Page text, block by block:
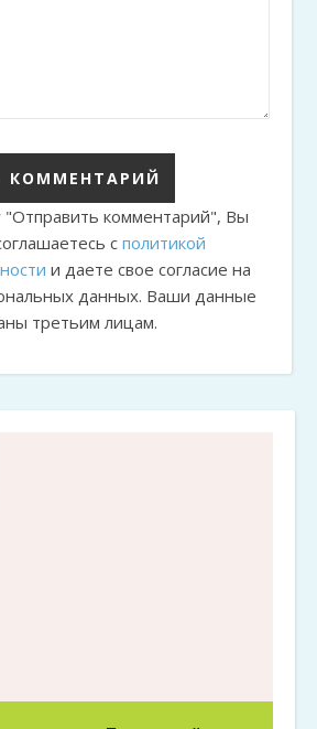
"Отправить комментарий", Вы
с политикой
и даете свое согласие на
данных. Ваши данные
третьим лицам.